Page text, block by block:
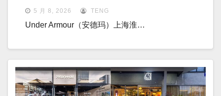
5 月 8, 2026 TENG
Under Armour（安德玛）上海淮…